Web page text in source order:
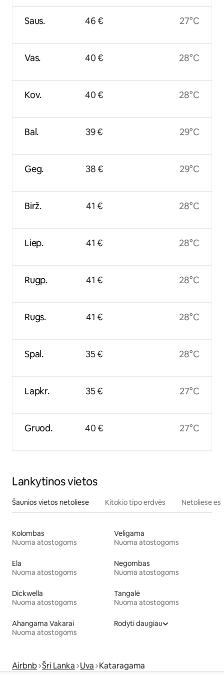
Saus.
Vas.
Kov.
Bal.
Geg.
Birž.
Liep.
Rugp.
Rugs.
Spal.
Lapkr.
Gruod.
46 €
40 €
40 €
39 €
38 €
41 €
41 €
41 €
41 €
35 €
35 €
40 €
27°C
28°C
28°C
29°C
29°C
28°C
28°C
28°C
28°C
28°C
27°C
27°C
Lankytinos vietos
Šaunios vietos netoliese Kitokio tipo erdvės Netoliese
Kolombas
Nuoma atostogoms
Veligama
Nuoma atostogoms
Ela
Nuoma atostogoms
Negombas
Nuoma atostogoms
Dickwella
Nuoma atostogoms
Tangalė
Nuoma atostogoms
Ahangama Vakarai
Nuoma atostogoms
Rodyti daugiau
Airbnb Šri Lanka Uva Kataragama